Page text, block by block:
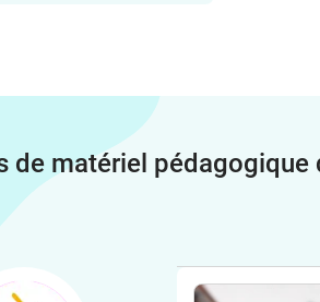
de matériel pédagogique